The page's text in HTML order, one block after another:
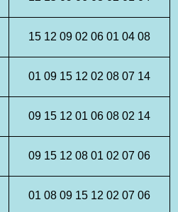
15 12 09 02 06 01 04 08
01 09 15 12 02 08 07 14
09 15 12 01 06 08 02 14
09 15 12 08 01 02 07 06
01 08 09 15 12 02 07 06